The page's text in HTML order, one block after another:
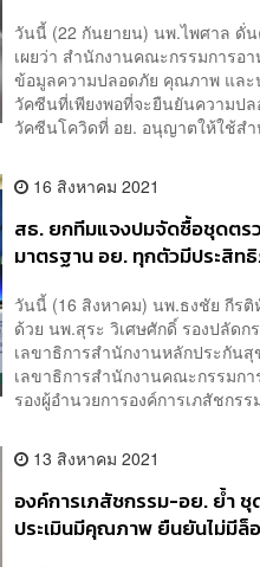
วันนี้ (22 กันยายน) นพ.ไพศาล ดั่
เผยว่า สำนักงานคณะกรรมการ
ข้อมูลความปลอดภัย คุณภาพ และ
วัคซีนที่เพียงพอที่จะยืนยันความ
วัคซีนโควิดที่ อย. อนุญาตให้ใช้ส
16 สิงหาคม 2021
สธ. ยกทีมแจงปมจัดซื้อชุดตร
มาตรฐาน อย. ทุกตัวมีประสิท
วันนี้ (16 สิงหาคม) นพ.ธงชัย กีร
ด้วย นพ.สุระ วิเศษศักดิ์ รองปลัด
เลขาธิการสำนักงานหลักประกัน
เลขาธิการสำนักงานคณะกรรมก
รองผู้อำนวยการองค์การเภสัชก
13 สิงหาคม 2021
องค์การเภสัชกรรม-อย. ย้ำ
ประเมินมีคุณภาพ ยืนยันไม่มีล็